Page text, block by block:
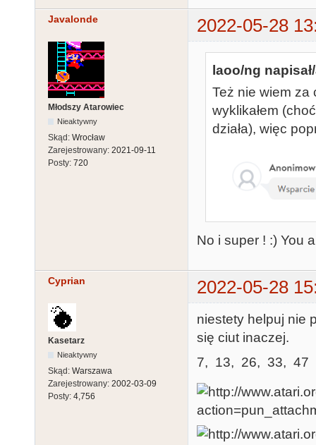
Javalonde 2022-05-28
Młodszy Atarowiec
Nieaktywny
Skąd: Wrocław
Zarejestrowany: 2021-09-11
Posty: 720
laoo/ng
Też nie wiem za
wyklikałem
działa), więc
No i super ! :) You
Cyprian 2022-05-28
Kasetarz
Nieaktywny
Skąd: Warszawa
Zarejestrowany: 2002-03-09
Posty: 4,756
niestety helpuj nie
się ciut inaczej.
7, 13, 26, 33, 47